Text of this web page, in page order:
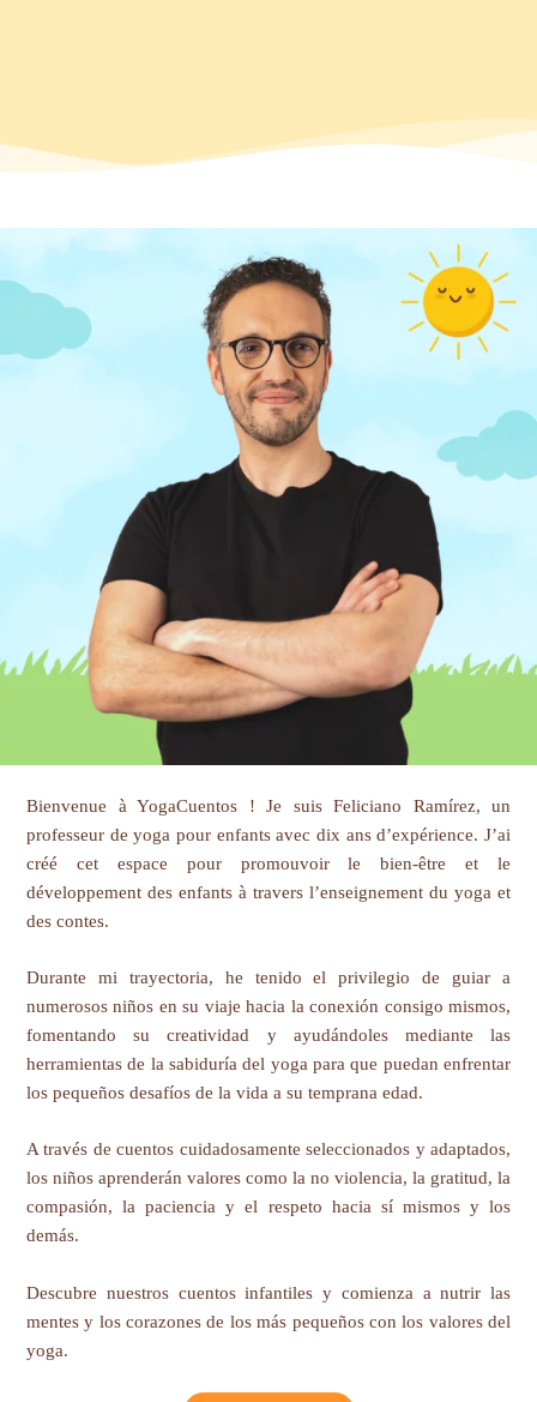
Bienvenue à YogaCuentos ! Je suis Feliciano Ramírez, un
professeur de yoga pour enfants avec dix ans d’expérience. J’ai
créé cet espace pour promouvoir le bien-être et le
développement des enfants à travers l’enseignement du yoga et
des contes.
Durante mi trayectoria, he tenido el privilegio de guiar a
numerosos niños en su viaje hacia la conexión consigo mismos,
fomentando su creatividad y ayudándoles mediante las
herramientas de la sabiduría del yoga para que puedan enfrentar
los pequeños desafíos de la vida a su temprana edad.
A través de cuentos cuidadosamente seleccionados y adaptados,
los niños aprenderán valores como la no violencia, la gratitud, la
compasión, la paciencia y el respeto hacia sí mismos y los
demás.
Descubre nuestros cuentos infantiles y comienza a nutrir las
mentes y los corazones de los más pequeños con los valores del
yoga.